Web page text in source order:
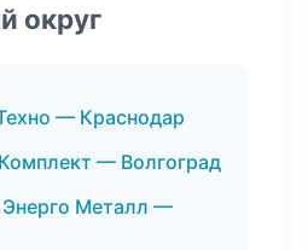
округ
— Краснодар
— Волгоград
Металл —